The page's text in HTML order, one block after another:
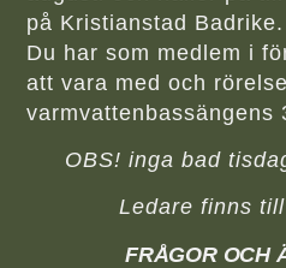
på Kristianstad Badrike.
Du har som medlem i
att vara med och
varmvattenbassängens
OBS! inga bad
Ledare finns
FRÅGOR OCH